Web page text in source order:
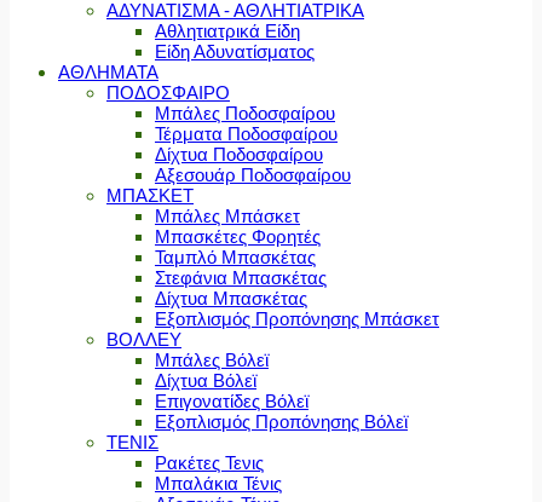
ΑΔΥΝΑΤΙΣΜΑ - ΑΘΛΗΤΙΑΤΡΙΚΑ
Αθλητιατρικά Είδη
Είδη Αδυνατίσματος
ΑΘΛΗΜΑΤΑ
ΠΟΔΟΣΦΑΙΡΟ
Μπάλες Ποδοσφαίρου
Τέρματα Ποδοσφαίρου
Δίχτυα Ποδοσφαίρου
Αξεσουάρ Ποδοσφαίρου
ΜΠΑΣΚΕΤ
Μπάλες Μπάσκετ
Μπασκέτες Φορητές
Ταμπλό Μπασκέτας
Στεφάνια Μπασκέτας
Δίχτυα Μπασκέτας
Εξοπλισμός Προπόνησης Μπάσκετ
ΒΟΛΛΕΥ
Μπάλες Βόλεϊ
Δίχτυα Βόλεϊ
Επιγονατίδες Βόλεϊ
Εξοπλισμός Προπόνησης Βόλεϊ
ΤΕΝΙΣ
Ρακέτες Τενις
Μπαλάκια Τένις